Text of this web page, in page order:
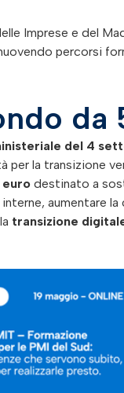
Imprese e del
percorsi
da
del 4
per la transizione
euro destinato a
aumentare
transizione